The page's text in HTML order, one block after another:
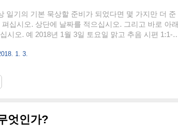
일기의 기본 묵상할 준비가 되었다면 몇 가지만 더 준
십시오. 상단에 날짜를 적으십시오. 그리고 바로 아래
시오. 예 2018년 1월 3일 토요일 맑고 추음 시편 1:1-6
반복 읽기입니다. 최소한 두 번에서 많게는 5번까지
서 한 자 한 자 적으면서 소리내어 읽고 또 읽어 봅니
는 사뭇 다른 느낌이 납니다. 셋째, 마음을 울리는 부
1. 3.
엇인가?